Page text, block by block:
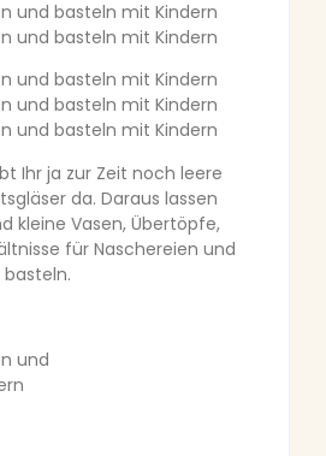
Ihr ja zur Zeit noch leere
da. Daraus lassen
kleine Vasen, Übertöpfe,
für Naschereien und